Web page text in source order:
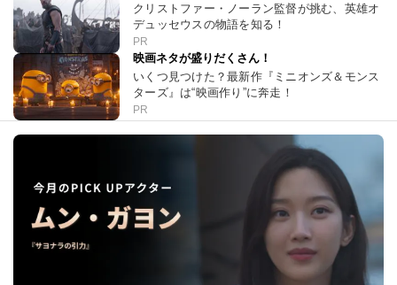
クリストファー・ノーラン監督が挑む、英雄オ
デュッセウスの物語を知る！
PR
映画ネタが盛りだくさん！
いくつ見つけた？最新作『ミニオンズ＆モンス
ターズ』は“映画作り”に奔走！
PR